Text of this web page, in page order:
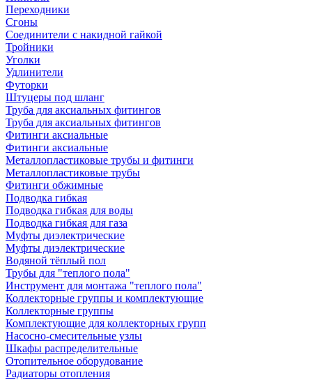
Переходники
Сгоны
Соединители с накидной гайкой
Тройники
Уголки
Удлинители
Футорки
Штуцеры под шланг
Труба для аксиальных фитингов
Труба для аксиальных фитингов
Фитинги аксиальные
Фитинги аксиальные
Металлопластиковые трубы и фитинги
Металлопластиковые трубы
Фитинги обжимные
Подводка гибкая
Подводка гибкая для воды
Подводка гибкая для газа
Муфты диэлектрические
Муфты диэлектрические
Водяной тёплый пол
Трубы для "теплого пола"
Инструмент для монтажа "теплого пола"
Коллекторные группы и комплектующие
Коллекторные группы
Комплектующие для коллекторных групп
Насосно-смесительные узлы
Шкафы распределительные
Отопительное оборудование
Радиаторы отопления